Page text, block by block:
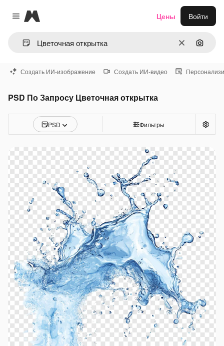
Close menu
Magnific
ОчиститьПоиск
Цены Войти
Создать ИИ-изображение Создать ИИ-видео
PSD По Запросу Цветочная открытка
PSD Фильтры